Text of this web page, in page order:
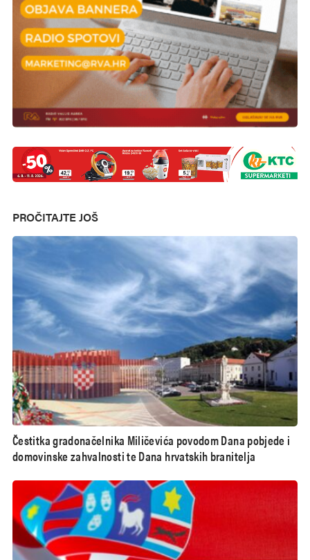
PROČITAJTE JOŠ
Čestitka gradonačelnika Miličevića povodom Dana pobjede i
domovinske zahvalnosti te Dana hrvatskih branitelja